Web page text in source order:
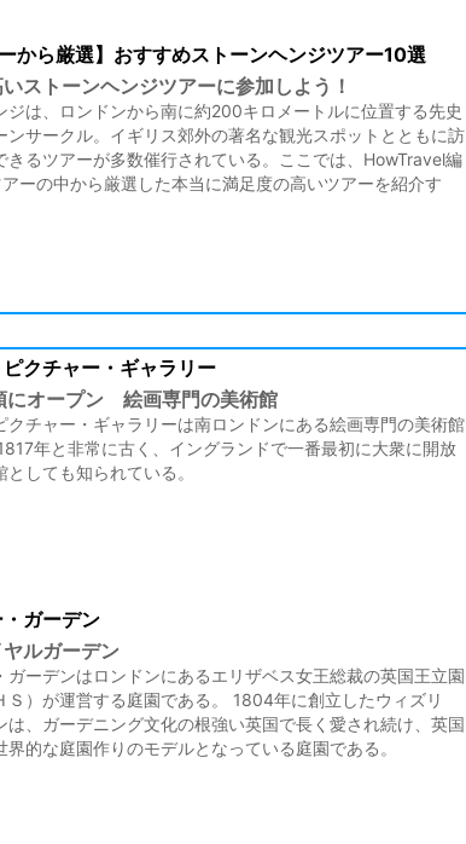
ーから厳選】おすすめストーンヘンジツアー10選
ストーンヘンジツアーに参加しよう！
ジは、ロンドンから南に約200キロメートルに位置する先史
ンサークル。イギリス郊外の著名な観光スポットとともに訪
きるツアーが多数催行されている。ここでは、HowTravel編
ーの中から厳選した本当に満足度の高いツアーを紹介す
クチャー・ギャラリー
にオープン 絵画専門の美術館
クチャー・ギャラリーは南ロンドンにある絵画専門の美術館
年と非常に古く、イングランドで一番最初に大衆に開放
としても知られている。
ガーデン
ルガーデン
ガーデンはロンドンにあるエリザベス女王総裁の英国王立園
Ｓ）が運営する庭園である。 1804年に創立したウィズリ
は、ガーデニング文化の根強い英国で長く愛され続け、英国
界的な庭園作りのモデルとなっている庭園である。